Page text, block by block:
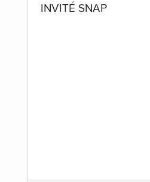
INVITÉ SNAP